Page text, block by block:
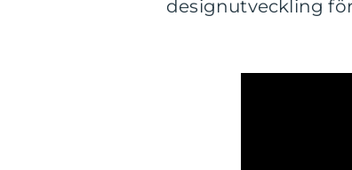
designutveckling